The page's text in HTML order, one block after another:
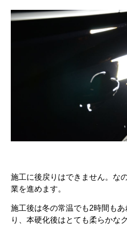
施工に後戻りはできません。な
業を進めます。
施工後は冬の常温でも2時間も
り、本硬化後はとても柔らかな